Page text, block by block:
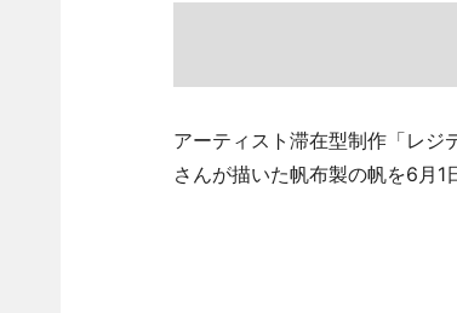
アーティスト滞在型制作「レジ
さんが描いた帆布製の帆を6月1